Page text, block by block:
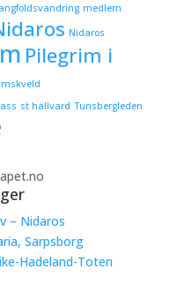
medlem
Nidaros
Pilegrim i
st hallvard Tunsbergleden
– Nidaros
Sarpsborg
Hadeland-Toten